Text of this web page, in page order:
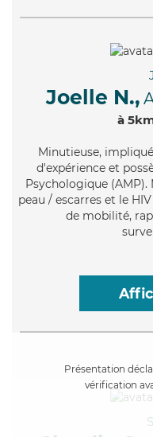
Joelle N.,
à
Minutieuse,
d'expérience et
Psychologique
peau / escarres et le
de mobilité,
Présentation
vérification